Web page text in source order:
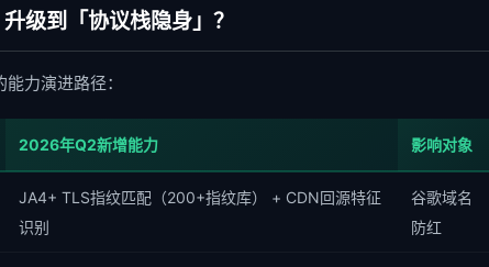
级到「协议栈隐身」？
力演进路径：
2026年Q2新增能力 影响对象
JA4+ TLS指纹匹配（200+指纹库） + CDN回源特征
识别
谷歌域名
防红